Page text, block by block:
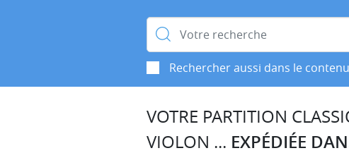
Rechercher :
Rechercher aussi dans le
VOTRE PARTITION
VIOLON ... EXPÉDIÉE